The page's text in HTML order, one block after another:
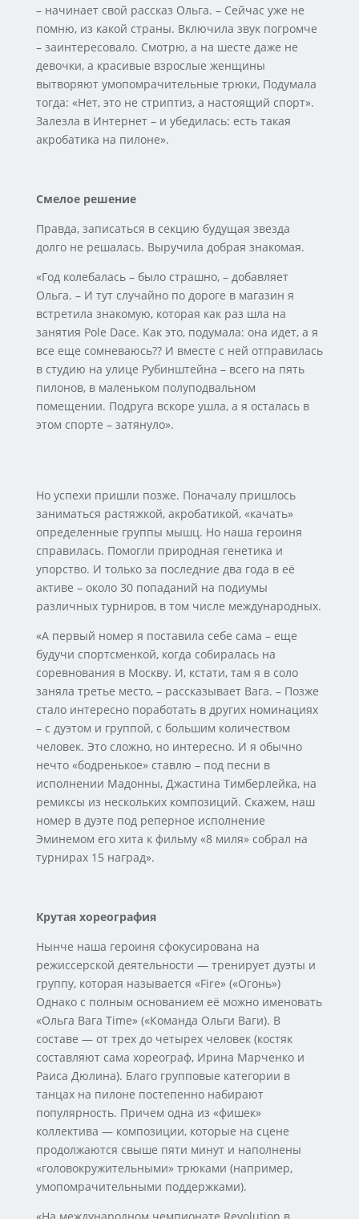
– начинает свой рассказ Ольга. – Сейчас уже не
помню, из какой страны. Включила звук погромче
– заинтересовало. Смотрю, а на шесте даже не
девочки, а красивые взрослые женщины
вытворяют умопомрачительные трюки, Подумала
тогда: «Нет, это не стриптиз, а настоящий спорт».
Залезла в Интернет – и убедилась: есть такая
акробатика на пилоне».
Смелое решение
Правда, записаться в секцию будущая звезда
долго не решалась. Выручила добрая знакомая.
«Год колебалась – было страшно, – добавляет
Ольга. – И тут случайно по дороге в магазин я
встретила знакомую, которая как раз шла на
занятия Pole Dace. Как это, подумала: она идет, а я
все еще сомневаюсь?? И вместе с ней отправилась
в студию на улице Рубинштейна – всего на пять
пилонов, в маленьком полуподвальном
помещении. Подруга вскоре ушла, а я осталась в
этом спорте – затянуло».
Но успехи пришли позже. Поначалу пришлось
заниматься растяжкой, акробатикой, «качать»
определенные группы мышц. Но наша героиня
справилась. Помогли природная генетика и
упорство. И только за последние два года в её
активе – около 30 попаданий на подиумы
различных турниров, в том числе международных.
«А первый номер я поставила себе сама – еще
будучи спортсменкой, когда собиралась на
соревнования в Москву. И, кстати, там я в соло
заняла третье место, – рассказывает Вага. – Позже
стало интересно поработать в других номинациях
– с дуэтом и группой, с большим количеством
человек. Это сложно, но интересно. И я обычно
нечто «бодренькое» ставлю – под песни в
исполнении Мадонны, Джастина Тимберлейка, на
ремиксы из нескольких композиций. Скажем, наш
номер в дуэте под реперное исполнение
Эминемом его хита к фильму «8 миля» собрал на
турнирах 15 наград».
Крутая хореография
Нынче наша героиня сфокусирована на
режиссерской деятельности — тренирует дуэты и
группу, которая называется «Fire» («Огонь»)
Однако с полным основанием её можно именовать
«Ольга Вага Time» («Команда Ольги Ваги). В
составе — от трех до четырех человек (костяк
составляют сама хореограф, Ирина Марченко и
Раиса Дюлина). Благо групповые категории в
танцах на пилоне постепенно набирают
популярность. Причем одна из «фишек»
коллектива — композиции, которые на сцене
продолжаются свыше пяти минут и наполнены
«головокружительными» трюками (например,
умопомрачительными поддержками).